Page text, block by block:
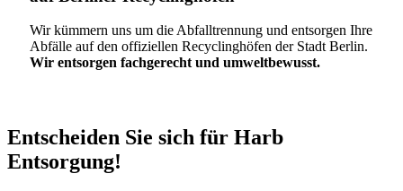
Wir kümmern uns um die Abfalltrennung und entsorgen Ihre
Abfälle auf den offiziellen Recyclinghöfen der Stadt Berlin.
Wir entsorgen fachgerecht und umweltbewusst.
Entscheiden Sie sich für Harb
Entsorgung!​